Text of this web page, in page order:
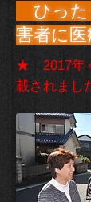
ひった
害者に
★ 2017年
載されまし